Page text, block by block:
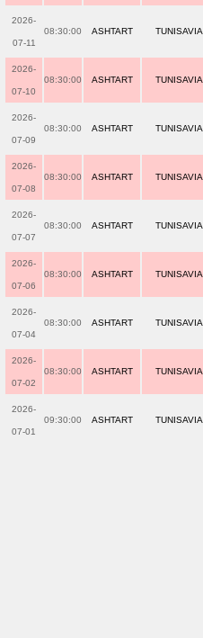
2026-
07-11
08:30:00 ASHTART TUNISAVIA
2026-
07-10
08:30:00 ASHTART TUNISAVIA
2026-
07-09
08:30:00 ASHTART TUNISAVIA
2026-
07-08
08:30:00 ASHTART TUNISAVIA
2026-
07-07
08:30:00 ASHTART TUNISAVIA
2026-
07-06
08:30:00 ASHTART TUNISAVIA
2026-
07-04
08:30:00 ASHTART TUNISAVIA
2026-
07-02
08:30:00 ASHTART TUNISAVIA
2026-
07-01
09:30:00 ASHTART TUNISAVIA